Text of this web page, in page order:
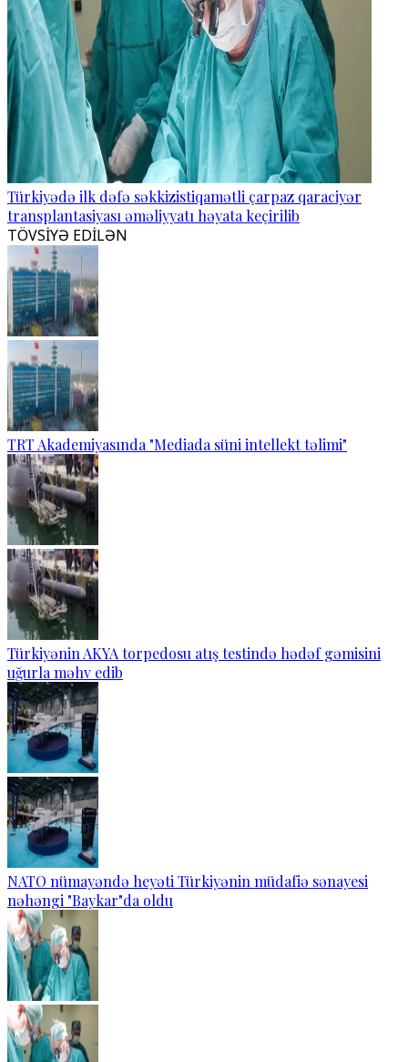
Türkiyədə ilk dəfə səkkizistiqamətli çarpaz qaraciyər
transplantasiyası əməliyyatı həyata keçirilib
TÖVSİYƏ EDİLƏN
TRT Akademiyasında "Mediada süni intellekt təlimi"
Türkiyənin AKYA torpedosu atış testində hədəf gəmisini
uğurla məhv edib
NATO nümayəndə heyəti Türkiyənin müdafiə sənayesi
nəhəngi "Baykar"da oldu